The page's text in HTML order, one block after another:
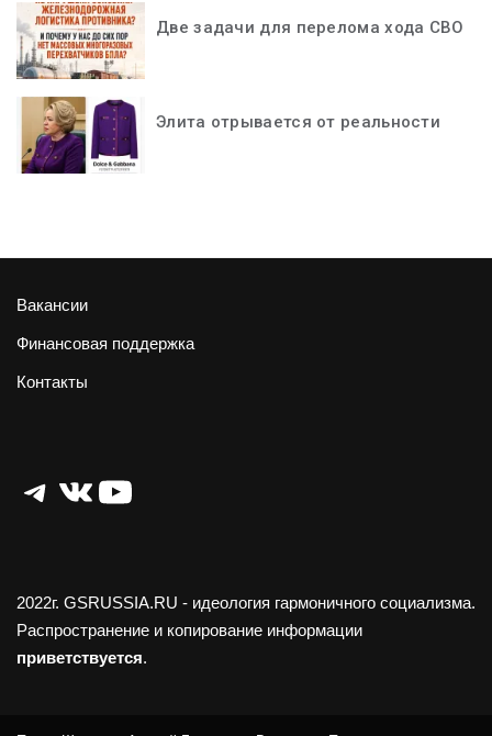
Две задачи для перелома хода СВО
Элита отрывается от реальности
Вакансии
Финансовая поддержка
Контакты
Telegram
ВКонтакте
YouTube
2022г. GSRUSSIA.RU - идеология гармоничного социализма.
Распространение и копирование информации
приветствуется.